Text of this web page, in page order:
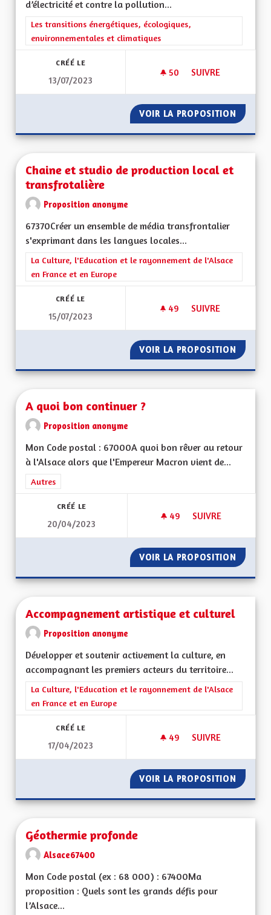
d’électricité et contre la pollution...
Filtrer les résultats de la catégorie : Les transitions
Les transitions énergétiques, écologiques,
environnementales et climatiques
CRÉÉ LE
13/07/2023
50 50 ABONNÉS
SUIVRE
VOIR LA PROPOSITION
Chaine et studio de production local et
transfrotalière
Proposition anonyme
67370Créer un ensemble de média transfrontalier
s'exprimant dans les langues locales...
Filtrer les résultats de la catégorie : La Culture, l'Education et
La Culture, l'Education et le rayonnement de l'Alsace
en France et en Europe
CRÉÉ LE
15/07/2023
49 49 ABONNÉS
SUIVRE
VOIR LA PROPOSITION
A quoi bon continuer ?
Proposition anonyme
Mon Code postal : 67000A quoi bon rêver au retour
à l'Alsace alors que l'Empereur Macron vient de...
Filtrer les résultats de la catégorie : Autres
Autres
CRÉÉ LE
20/04/2023
49 49 ABONNÉS
SUIVRE
VOIR LA PROPOSITION A
Accompagnement artistique et culturel
Proposition anonyme
Développer et soutenir activement la culture, en
accompagnant les premiers acteurs du territoire...
Filtrer les résultats de la catégorie : La Culture, l'Education et
La Culture, l'Education et le rayonnement de l'Alsace
en France et en Europe
CRÉÉ LE
17/04/2023
49 49 ABONNÉS
SUIVRE
VOIR LA PROPOSITION
Géothermie profonde
Alsace67400
Mon Code postal (ex : 68 000) : 67400Ma
proposition : Quels sont les grands défis pour
l’Alsace...